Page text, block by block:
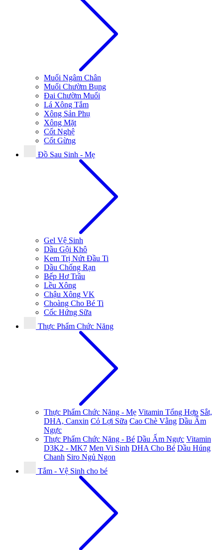
Muối Ngâm Chân
Muối Chườm Bụng
Đai Chườm Muối
Lá Xông Tắm
Xông Sản Phụ
Xông Mặt
Cốt Nghệ
Cốt Gừng
Đồ Sau Sinh - Mẹ
Gel Vệ Sinh
Dầu Gội Khô
Kem Trị Nứt Đầu Ti
Dầu Chống Rạn
Bếp Hơ Trầu
Lều Xông
Chậu Xông VK
Choàng Cho Bé Ti
Cốc Hứng Sữa
Thực Phẩm Chức Năng
Thực Phẩm Chức Năng - Mẹ Vitamin Tổng Hợp Sắt,
DHA, Canxin Cỏ Lợi Sữa Cao Chè Vằng Dầu Ấm
Ngực
Thực Phẩm Chức Năng - Bé Dầu Ấm Ngực Vitamin
D3K2 - MK7 Men Vi Sinh DHA Cho Bé Dầu Húng
Chanh Siro Ngủ Ngon
Tắm - Vệ Sinh cho bé